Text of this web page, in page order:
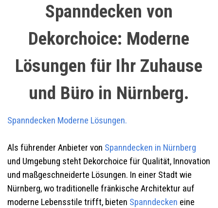
Spanndecken von
Dekorchoice: Moderne
Lösungen für Ihr Zuhause
und Büro in Nürnberg.
Spanndecken Moderne Lösungen.
Als führender Anbieter von Spanndecken in Nürnberg
und Umgebung steht Dekorchoice für Qualität, Innovation
und maßgeschneiderte Lösungen. In einer Stadt wie
Nürnberg, wo traditionelle fränkische Architektur auf
moderne Lebensstile trifft, bieten Spanndecken eine